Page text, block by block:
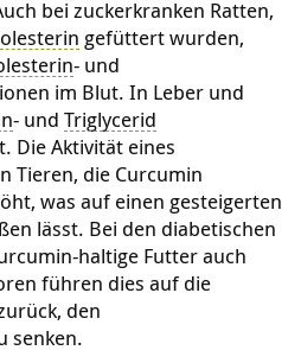
bei zuckerkranken Ratten,
gefüttert wurden,
- und
im Blut. In Leber und
- und Triglycerid
Die Aktivität eines
Tieren, die Curcumin
was auf einen gesteigerten
lässt. Bei den diabetischen
haltige Futter auch
führen dies auf die
den
senken.